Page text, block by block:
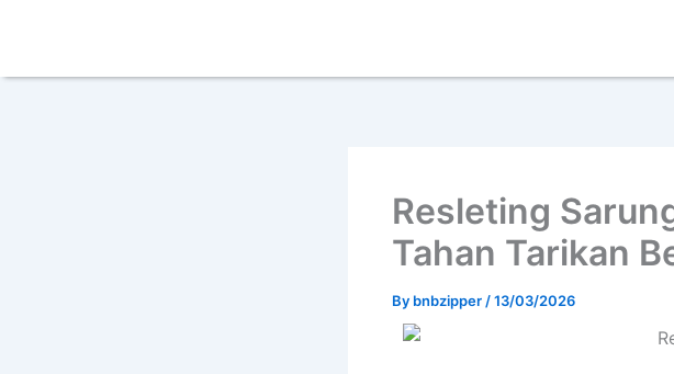
Resleting
Tahan Tarikan
By bnbzipper /13/03/2026